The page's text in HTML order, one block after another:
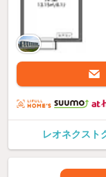
レオネクスト